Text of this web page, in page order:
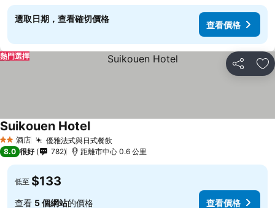
選取日期，查看確切價格
查看價格
分享 放
熱門選擇
2 星級酒店 優雅法式與日式餐飲查看價格
Suikouen Hotel查看價格
8.0 很好 782 距離市中心 0.6 公里
低至 $133
查看 5 個網站的價格 查看價格